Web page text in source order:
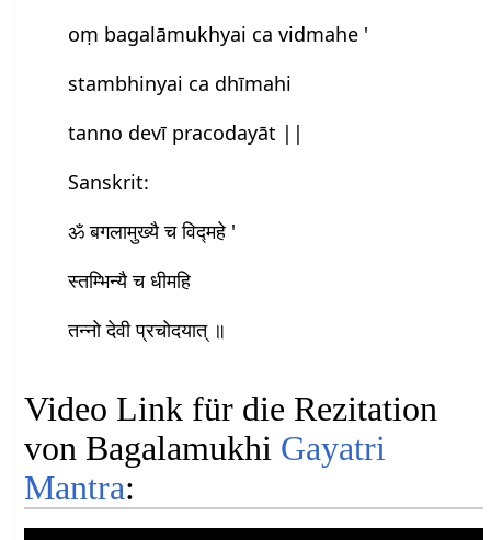
oṃ bagalāmukhyai ca vidmahe '
stambhinyai ca dhīmahi
tanno devī pracodayāt ||
Sanskrit:
ॐ बगलामुख्यै च विद्महे '
स्तम्भिन्यै च धीमहि
तन्नो देवी प्रचोदयात् ॥
Video Link für die Rezitation
von Bagalamukhi Gayatri
Mantra: